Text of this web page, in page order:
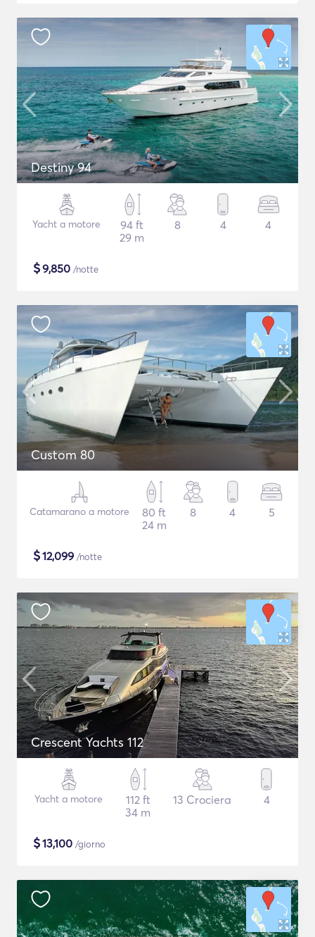
Destiny 94
Yacht a motore
94 ft
29 m
8 4 4
$9,850 /notte
Custom 80
Catamarano a motore
80 ft
24 m
8 4 5
$12,099 /notte
Crescent Yachts 112
Yacht a motore
112 ft
34 m
13 Crociera 4
$13,100 /giorno